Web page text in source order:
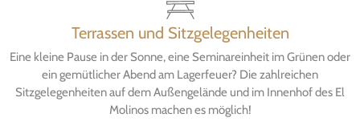
Terrassen und Sitzgelegenheiten
Eine kleine Pause in der Sonne, eine Seminareinheit im Grünen oder
ein gemütlicher Abend am Lagerfeuer? Die zahlreichen
Sitzgelegenheiten auf dem Außengelände und im Innenhof des El
Molinos machen es möglich!